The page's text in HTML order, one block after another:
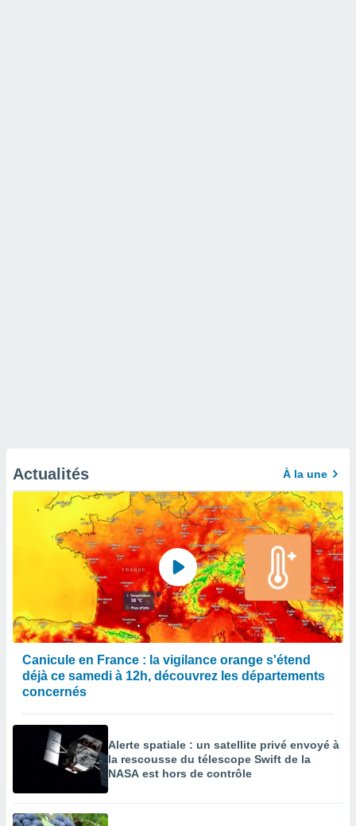
Actualités À la une
Canicule en France : la vigilance orange s'étend
déjà ce samedi à 12h, découvrez les départements
concernés
Alerte spatiale : un satellite privé envoyé à
la rescousse du télescope Swift de la
NASA est hors de contrôle